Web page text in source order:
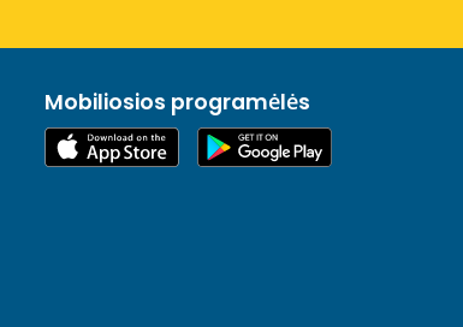
Mobiliosios programėlės